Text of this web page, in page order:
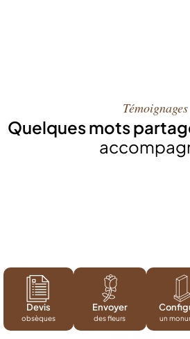
Témoignages
Quelques mots
Devis
obsèques
Envoyer
des fleurs un